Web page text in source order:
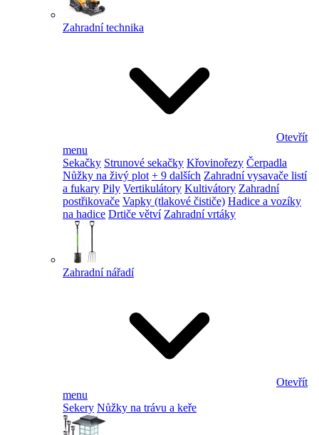
Zahradní technika
Otevřít
menu
Sekačky Strunové sekačky Křovinořezy Čerpadla
Nůžky na živý plot + 9 dalších Zahradní vysavače listí
a fukary Pily Vertikulátory Kultivátory Zahradní
postřikovače Vapky (tlakové čističe) Hadice a vozíky
na hadice Drtiče větví Zahradní vrtáky
Zahradní nářadí
Otevřít
menu
Sekery Nůžky na trávu a keře